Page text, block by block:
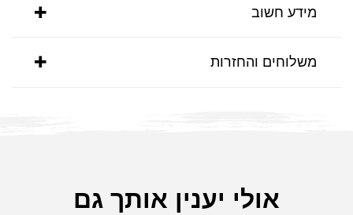
מידע חשוב
משלוחים והחזרות
אולי יענין אותך גם